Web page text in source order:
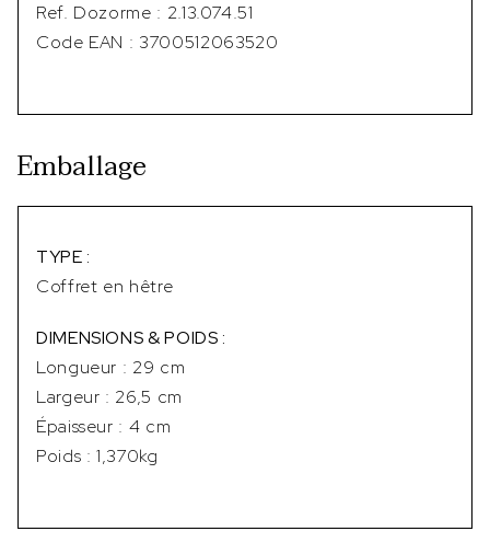
Ref. Dozorme : 2.13.074.51
Code EAN : 3700512063520
Emballage
TYPE :
Coffret en hêtre
DIMENSIONS & POIDS :
Longueur : 29 cm
Largeur : 26,5 cm
Épaisseur : 4 cm
Poids : 1,370kg